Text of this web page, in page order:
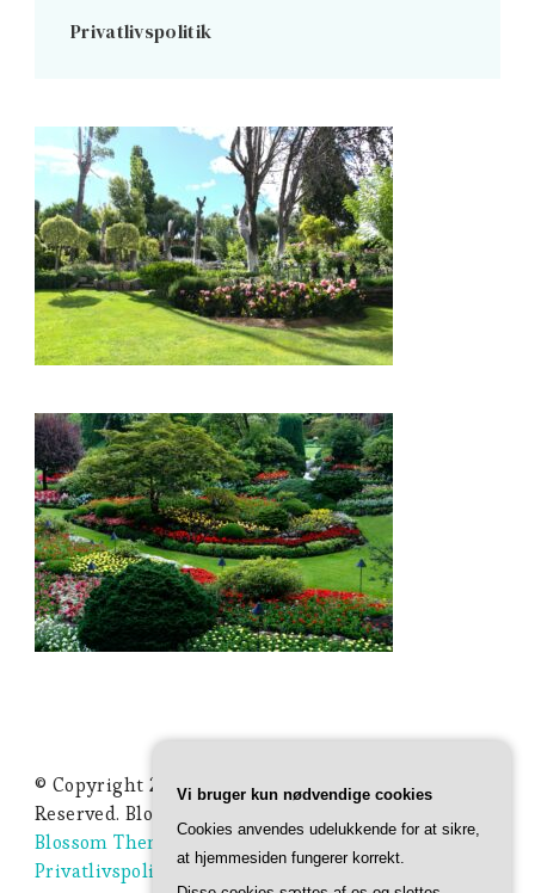
Privatlivspolitik
© Copyright 2026 Ideer Til Haven. All Rights
Reserved.Blossom Studio | Developed By
Blossom Themes. Powered byWordPress .
Privatlivspolitik
Vi bruger kun nødvendige cookies
Cookies anvendes udelukkende for at sikre,
at hjemmesiden fungerer korrekt.